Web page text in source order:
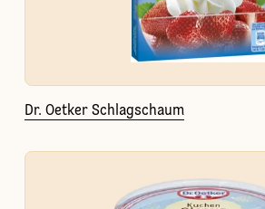
Dr. Oetker Schlagschaum